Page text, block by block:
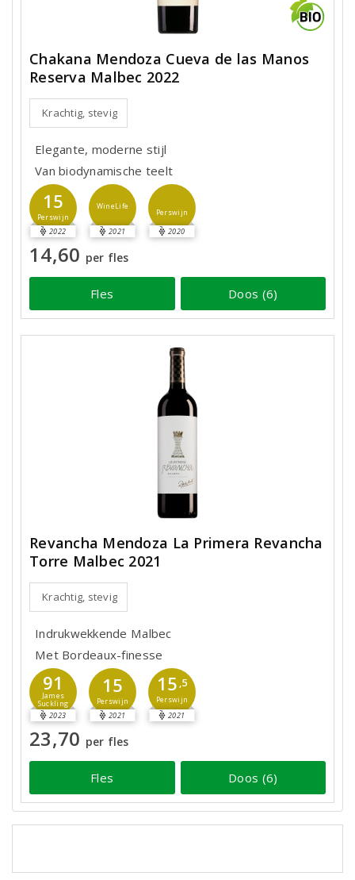
Chakana Mendoza Cueva de las Manos
Reserva Malbec 2022
Krachtig, stevig
Elegante, moderne stijl
Van biodynamische teelt
15
Perswijn
2022
WineLife
2021
Perswijn
2020
14,60 per fles
Fles Doos (6)
Revancha Mendoza La Primera Revancha
Torre Malbec 2021
Krachtig, stevig
Indrukwekkende Malbec
Met Bordeaux-finesse
91
James
Suckling
2023
15
Perswijn
2021
15 ,5
Perswijn
2021
23,70 per fles
Fles Doos (6)